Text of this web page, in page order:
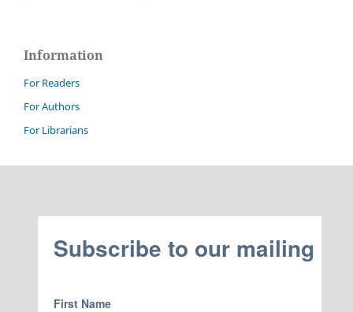
Information
For Readers
For Authors
For Librarians